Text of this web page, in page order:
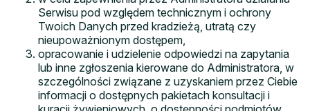
Serwisu pod względem technicznym i ochrony
Twoich Danych przed kradzieżą, utratą czy
nieupoważnionym dostępem,
opracowanie i udzielenie odpowiedzi na zapytania
lub inne zgłoszenia kierowane do Administratora, w
szczególności związane z uzyskaniem przez Ciebie
informacji o dostępnych pakietach konsultacji i